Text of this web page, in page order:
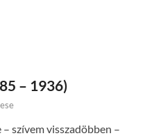
– 1936)
szívem visszadöbben –